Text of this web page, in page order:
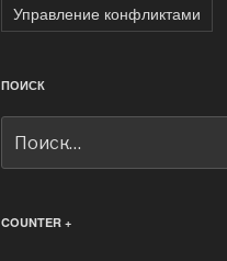
Управление конфликтами
ПОИСК
COUNTER +